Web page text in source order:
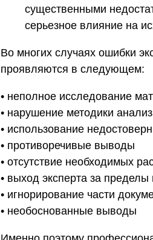
существенными
серьезное влияние на
Во многих случаях ошибки
проявляются в следующем:
• неполное исследование
• нарушение методики
• использование
• противоречивые выводы
• отсутствие необходимых
• выход эксперта за пределы
• игнорирование части
• необоснованные выводы